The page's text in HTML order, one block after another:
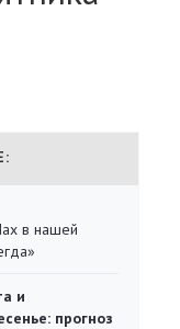
в нашей
и
прогноз